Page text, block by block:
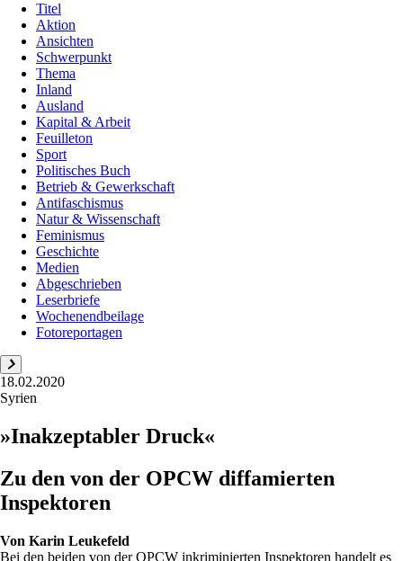
Titel
Aktion
Ansichten
Schwerpunkt
Thema
Inland
Ausland
Kapital & Arbeit
Feuilleton
Sport
Politisches Buch
Betrieb & Gewerkschaft
Antifaschismus
Natur & Wissenschaft
Feminismus
Geschichte
Medien
Abgeschrieben
Leserbriefe
Wochenendbeilage
Fotoreportagen
18.02.2020
Syrien
»Inakzeptabler Druck«
Zu den von der OPCW diffamierten
Inspektoren
Von Karin Leukefeld
Bei den beiden von der OPCW inkriminierten Inspektoren handelt es